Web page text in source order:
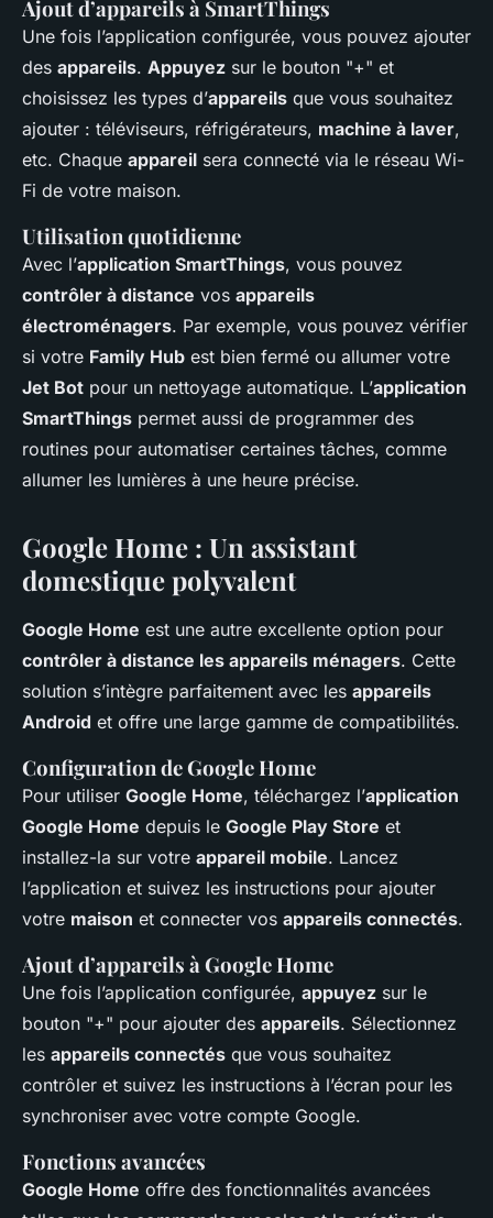
Ajout d’appareils à SmartThings
Une fois l’application configurée, vous pouvez ajouter
des appareils. Appuyez sur le bouton "+" et
choisissez les types d’appareils que vous souhaitez
ajouter : téléviseurs, réfrigérateurs, machine à laver,
etc. Chaque appareil sera connecté via le réseau Wi-
Fi de votre maison.
Utilisation quotidienne
Avec l’application SmartThings, vous pouvez
contrôler à distance vos appareils
électroménagers. Par exemple, vous pouvez vérifier
si votre Family Hub est bien fermé ou allumer votre
Jet Bot pour un nettoyage automatique. L’application
SmartThings permet aussi de programmer des
routines pour automatiser certaines tâches, comme
allumer les lumières à une heure précise.
Google Home : Un assistant
domestique polyvalent
Google Home est une autre excellente option pour
contrôler à distance les appareils ménagers. Cette
solution s’intègre parfaitement avec les appareils
Android et offre une large gamme de compatibilités.
Configuration de Google Home
Pour utiliser Google Home, téléchargez l’application
Google Home depuis le Google Play Store et
installez-la sur votre appareil mobile. Lancez
l’application et suivez les instructions pour ajouter
votre maison et connecter vos appareils connectés.
Ajout d’appareils à Google Home
Une fois l’application configurée, appuyez sur le
bouton "+" pour ajouter des appareils. Sélectionnez
les appareils connectés que vous souhaitez
contrôler et suivez les instructions à l’écran pour les
synchroniser avec votre compte Google.
Fonctions avancées
Google Home offre des fonctionnalités avancées